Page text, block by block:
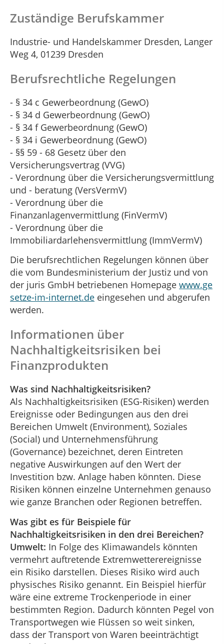
Zuständige Berufskammer
Industrie- und Handelskammer Dresden, Langer
Weg 4, 01239 Dresden
Berufsrechtliche Regelungen
- § 34 c Gewerbeordnung (GewO)
- § 34 d Gewerbeordnung (GewO)
- § 34 f Gewerbeordnung (GewO)
- § 34 i Gewerbeordnung (GewO)
- §§ 59 - 68 Gesetz über den
Versicherungsvertrag (VVG)
- Verordnung über die Versicherungsvermittlung
und - beratung (VersVermV)
- Verordnung über die
Finanzanlagenvermittlung (FinVermV)
- Verordnung über die
Immobiliardarlehensvermittlung (ImmVermV)
Die berufsrechtlichen Regelungen können über
die vom Bundesministerium der Justiz und von
der juris GmbH betriebenen Homepage www.ge
setze-im-internet.de eingesehen und abgerufen
werden.
Informationen über
Nachhaltigkeitsrisiken bei
Finanzprodukten
Was sind Nachhaltigkeitsrisiken?
Als Nachhaltigkeitsrisiken (ESG-Risiken) werden
Ereignisse oder Bedingungen aus den drei
Bereichen Umwelt (Environment), Soziales
(Social) und Unternehmensführung
(Governance) bezeichnet, deren Eintreten
negative Auswirkungen auf den Wert der
Investition bzw. Anlage haben könnten. Diese
Risiken können einzelne Unternehmen genauso
wie ganze Branchen oder Regionen betreffen.
Was gibt es für Beispiele für
Nachhaltigkeitsrisiken in den drei Bereichen?
Umwelt: In Folge des Klimawandels könnten
vermehrt auftretende Extremwetterereignisse
ein Risiko darstellen. Dieses Risiko wird auch
physisches Risiko genannt. Ein Beispiel hierfür
wäre eine extreme Trockenperiode in einer
bestimmten Region. Dadurch könnten Pegel von
Transportwegen wie Flüssen so weit sinken,
dass der Transport von Waren beeinträchtigt